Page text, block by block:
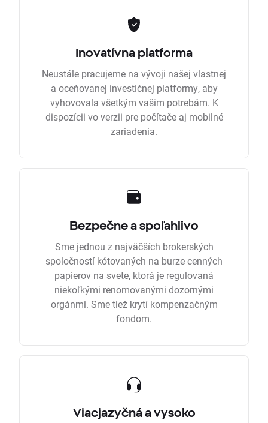
Inovatívna platforma
Neustále pracujeme na vývoji našej vlastnej
a oceňovanej investičnej platformy, aby
vyhovovala všetkým vašim potrebám. K
dispozícii vo verzii pre počítače aj mobilné
zariadenia.
Bezpečne a spoľahlivo
Sme jednou z najväčších brokerských
spoločností kótovaných na burze cenných
papierov na svete, ktorá je regulovaná
niekoľkými renomovanými dozornými
orgánmi. Sme tiež krytí kompenzačným
fondom.
Viacjazyčná a vysoko